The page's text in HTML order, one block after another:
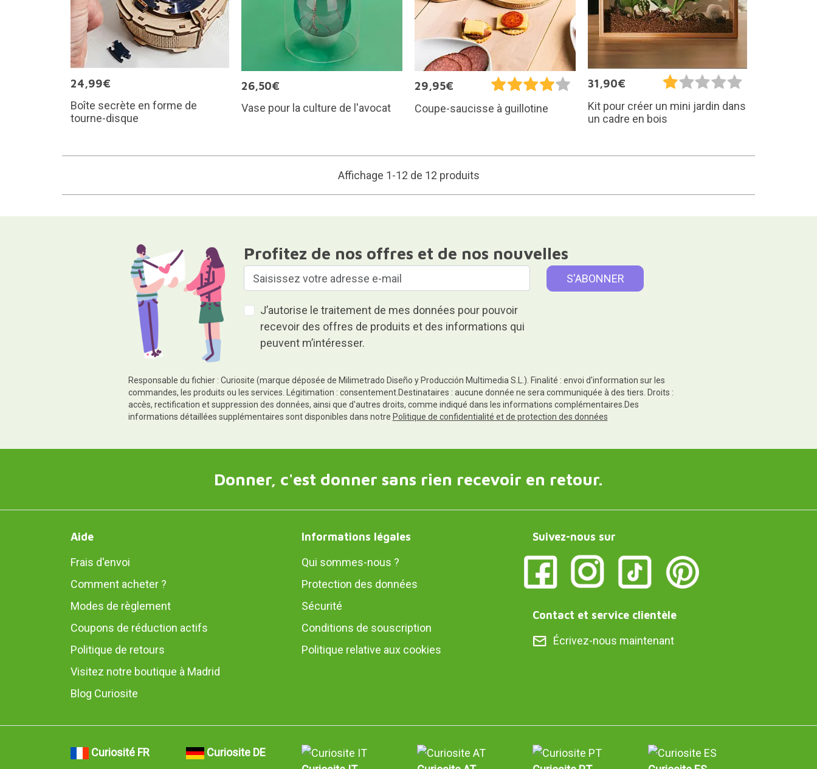
24,99€
Boîte secrète en forme de
tourne-disque
26,50€
Vase pour la culture de l'avocat
29,95€
Coupe-saucisse à guillotine
31,90€
Kit pour créer un mini jardin dans
un cadre en bois
Affichage 1-12 de 12 produits
Profitez de nos offres et de nos nouvelles
J’autorise le traitement de mes données pour pouvoir
recevoir des offres de produits et des informations qui
peuvent m’intéresser.
Responsable du fichier : Curiosite (marque déposée de Milimetrado Diseño y Producción Multimedia S.L.). Finalité : envoi d'information sur les
commandes, les produits ou les services. Légitimation : consentement.Destinataires : aucune donnée ne sera communiquée à des tiers. Droits :
accès, rectification et suppression des données, ainsi que d'autres droits, comme indiqué dans les informations complémentaires.Des
informations détaillées supplémentaires sont disponibles dans notre Politique de confidentialité et de protection des données
Donner, c'est donner sans rien recevoir en retour.
Aide
Frais d'envoi
Comment acheter ?
Modes de règlement
Coupons de réduction actifs
Politique de retours
Visitez notre boutique à Madrid
Blog Curiosite
Informations légales
Qui sommes-nous ?
Protection des données
Sécurité
Conditions de souscription
Politique relative aux cookies
Suivez-nous sur
Contact et service clientèle
Écrivez-nous maintenant
Curiosité FR Curiosite DE